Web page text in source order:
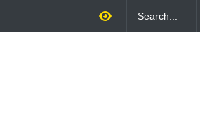
বেসরকারি খাতের গতিশীলতায় অর্থনীতি গড়ে তোলাই